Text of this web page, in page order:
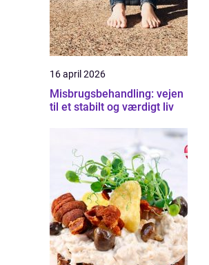
16 april 2026
Misbrugsbehandling: vejen
til et stabilt og værdigt liv